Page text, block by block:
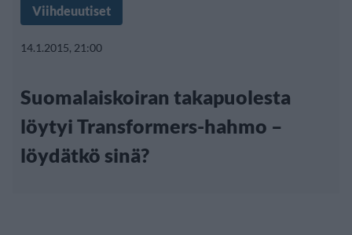
Viihdeuutiset
14.1.2015, 21:00
Suomalaiskoiran takapuolesta
löytyi Transformers-hahmo –
löydätkö sinä?